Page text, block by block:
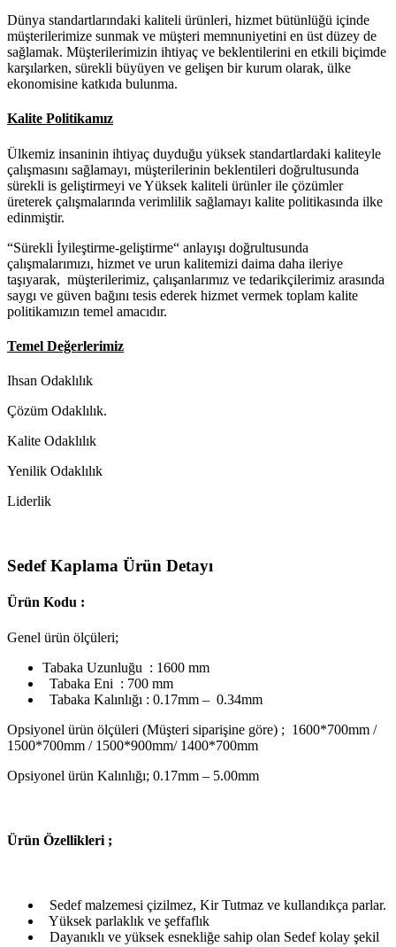
Dünya standartlarındaki kaliteli ürünleri, hizmet bütünlüğü içinde
müşterilerimize sunmak ve müşteri memnuniyetini en üst düzey de
sağlamak. Müşterilerimizin ihtiyaç ve beklentilerini en etkili biçimde
karşılarken, sürekli büyüyen ve gelişen bir kurum olarak, ülke
ekonomisine katkıda bulunma.
Kalite Politikamız
Ülkemiz insaninin ihtiyaç duyduğu yüksek standartlardaki kaliteyle
çalışmasını sağlamayı, müşterilerinin beklentileri doğrultusunda
sürekli is geliştirmeyi ve Yüksek kaliteli ürünler ile çözümler
üreterek çalışmalarında verimlilik sağlamayı kalite politikasında ilke
edinmiştir.
“Sürekli İyileştirme-geliştirme“ anlayışı doğrultusunda
çalışmalarımızı, hizmet ve urun kalitemizi daima daha ileriye
taşıyarak, müşterilerimiz, çalışanlarımız ve tedarikçilerimiz arasında
saygı ve güven bağını tesis ederek hizmet vermek toplam kalite
politikamızın temel amacıdır.
Temel Değerlerimiz
Ihsan Odaklılık
Çözüm Odaklılık.
Kalite Odaklılık
Yenilik Odaklılık
Liderlik
Sedef Kaplama Ürün Detayı
Ürün Kodu :
Genel ürün ölçüleri;
Tabaka Uzunluğu : 1600 mm
Tabaka Eni : 700 mm
Tabaka Kalınlığı : 0.17mm – 0.34mm
Opsiyonel ürün ölçüleri (Müşteri siparişine göre) ; 1600*700mm /
1500*700mm / 1500*900mm/ 1400*700mm
Opsiyonel ürün Kalınlığı; 0.17mm – 5.00mm
Ürün Özellikleri ;
Sedef malzemesi çizilmez, Kir Tutmaz ve kullandıkça parlar.
Yüksek parlaklık ve şeffaflık
Dayanıklı ve yüksek esnekliğe sahip olan Sedef kolay şekil